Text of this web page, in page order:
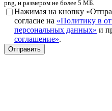
png, и размером не более 5 МБ.
Нажимая на кнопку
согласие на «Политику в
персональных данных» и
соглашение».